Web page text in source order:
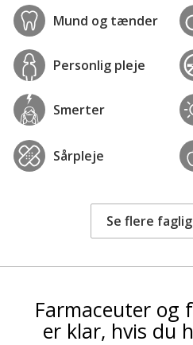
Mund og tænder
Personlig pleje
Smerter
Sårpleje
Se flere
Farmaceuter og
er klar, hvis du